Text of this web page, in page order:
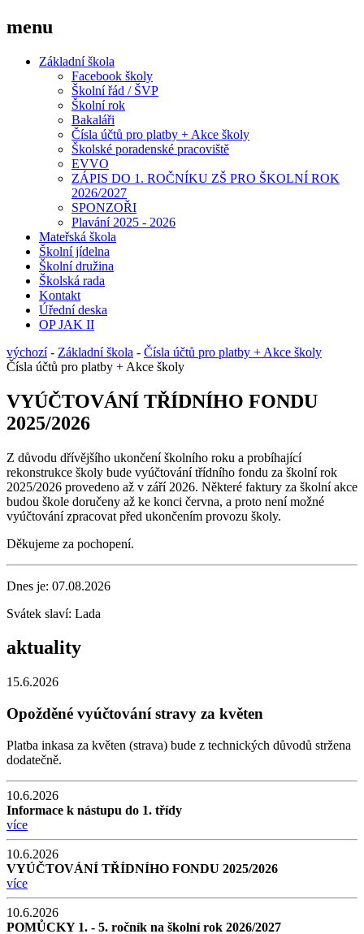
menu
Základní škola
Facebook školy
Školní řád / ŠVP
Školní rok
Bakaláři
Čísla účtů pro platby + Akce školy
Školské poradenské pracoviště
EVVO
ZÁPIS DO 1. ROČNÍKU ZŠ PRO ŠKOLNÍ ROK
2026/2027
SPONZOŘI
Plavání 2025 - 2026
Mateřská škola
Školní jídelna
Školní družina
Školská rada
Kontakt
Úřední deska
OP JAK II
výchozí- Základní škola - Čísla účtů pro platby + Akce školy
Čísla účtů pro platby + Akce školy
VYÚČTOVÁNÍ TŘÍDNÍHO FONDU
2025/2026
Z důvodu dřívějšího ukončení školního roku a probíhající
rekonstrukce školy bude vyúčtování třídního fondu za školní rok
2025/2026 provedeno až v září 2026. Některé faktury za školní akce
budou škole doručeny až ke konci června, a proto není možné
vyúčtování zpracovat před ukončením provozu školy.
Děkujeme za pochopení.
Dnes je: 07.08.2026
Svátek slaví: Lada
aktuality
15.6.2026
Opožděné vyúčtování stravy za květen
Platba inkasa za květen (strava) bude z technických důvodů stržena
dodatečně.
10.6.2026
Informace k nástupu do 1. třídy
více
10.6.2026
VYÚČTOVÁNÍ TŘÍDNÍHO FONDU 2025/2026
více
10.6.2026
POMŮCKY 1. - 5. ročník na školní rok 2026/2027